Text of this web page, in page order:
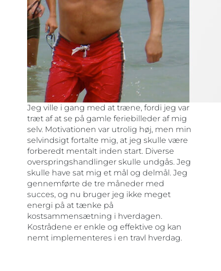
Jeg ville i gang med at træne, fordi jeg var
træt af at se på gamle feriebilleder af mig
selv. Motivationen var utrolig høj, men min
selvindsigt fortalte mig, at jeg skulle være
forberedt mentalt inden start. Diverse
overspringshandlinger skulle undgås. Jeg
skulle have sat mig et mål og delmål. Jeg
gennemførte de tre måneder med
succes, og nu bruger jeg ikke meget
energi på at tænke på
kostsammensætning i hverdagen.
Kostrådene er enkle og effektive og kan
nemt implementeres i en travl hverdag.